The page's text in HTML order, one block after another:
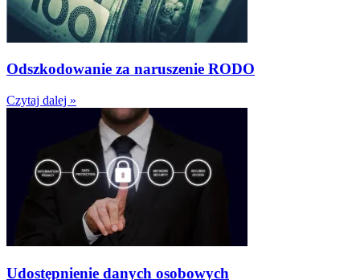
Odszkodowanie za naruszenie RODO
Czytaj dalej »
Udostępnienie danych osobowych